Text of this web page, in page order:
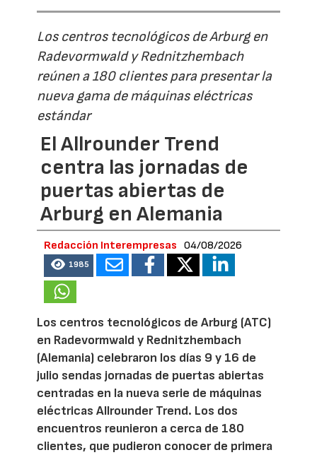
Los centros tecnológicos de Arburg en
Radevormwald y Rednitzhembach
reúnen a 180 clientes para presentar la
nueva gama de máquinas eléctricas
estándar
El Allrounder Trend
centra las jornadas de
puertas abiertas de
Arburg en Alemania
Redacción Interempresas 04/08/2026
1985
Los centros tecnológicos de Arburg (ATC)
en Radevormwald y Rednitzhembach
(Alemania) celebraron los días 9 y 16 de
julio sendas jornadas de puertas abiertas
centradas en la nueva serie de máquinas
eléctricas Allrounder Trend. Los dos
encuentros reunieron a cerca de 180
clientes, que pudieron conocer de primera